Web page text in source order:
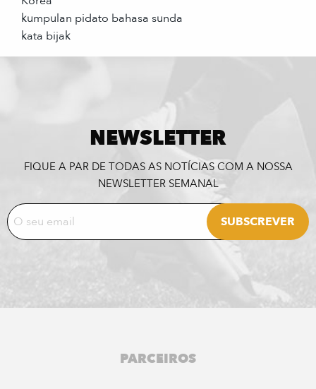
kumpulan pidato bahasa sunda
kata bijak
NEWSLETTER
FIQUE A PAR DE TODAS AS NOTÍCIAS COM A NOSSA
NEWSLETTER SEMANAL
PARCEIROS